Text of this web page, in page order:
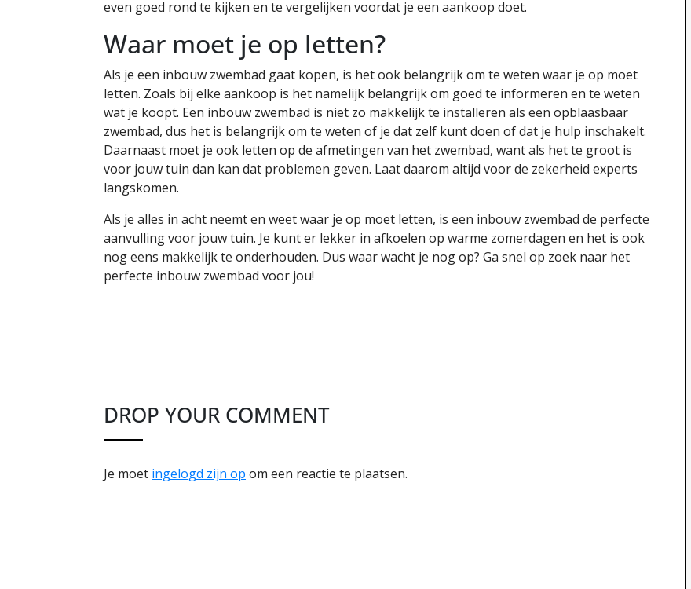
even goed rond te kijken en te vergelijken voordat je een aankoop doet.
Waar moet je op letten?
Als je een inbouw zwembad gaat kopen, is het ook belangrijk om te weten waar je op moet
letten. Zoals bij elke aankoop is het namelijk belangrijk om goed te informeren en te weten
wat je koopt. Een inbouw zwembad is niet zo makkelijk te installeren als een opblaasbaar
zwembad, dus het is belangrijk om te weten of je dat zelf kunt doen of dat je hulp inschakelt.
Daarnaast moet je ook letten op de afmetingen van het zwembad, want als het te groot is
voor jouw tuin dan kan dat problemen geven. Laat daarom altijd voor de zekerheid experts
langskomen.
Als je alles in acht neemt en weet waar je op moet letten, is een inbouw zwembad de perfecte
aanvulling voor jouw tuin. Je kunt er lekker in afkoelen op warme zomerdagen en het is ook
nog eens makkelijk te onderhouden. Dus waar wacht je nog op? Ga snel op zoek naar het
perfecte inbouw zwembad voor jou!
DROP YOUR COMMENT
Je moet ingelogd zijn op om een reactie te plaatsen.